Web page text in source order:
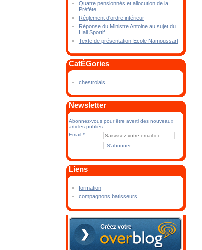
Quatre pensionnés et allocution de la
Préfète
Réglement d'ordre intérieur
Réponse du Ministre Antoine au sujet du
Hall Sportif
Texte de présentation-Ecole Namoussart
CatÉGories
chestrolais
Newsletter
Abonnez-vous pour être averti des nouveaux
articles publiés.
Email
Liens
formation
compagnons batisseurs